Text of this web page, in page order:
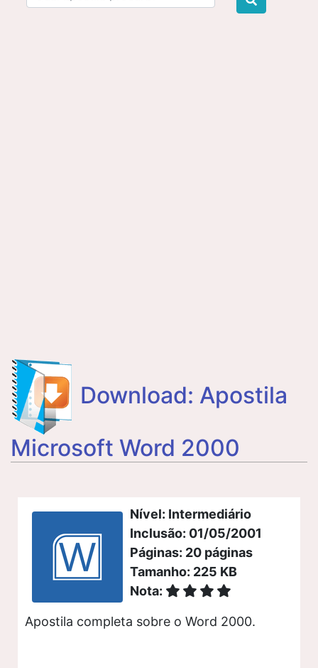
Download: Apostila
Microsoft Word 2000
Nível: Intermediário
Inclusão: 01/05/2001
Páginas: 20 páginas
Tamanho: 225 KB
Nota:
Apostila completa sobre o Word 2000.